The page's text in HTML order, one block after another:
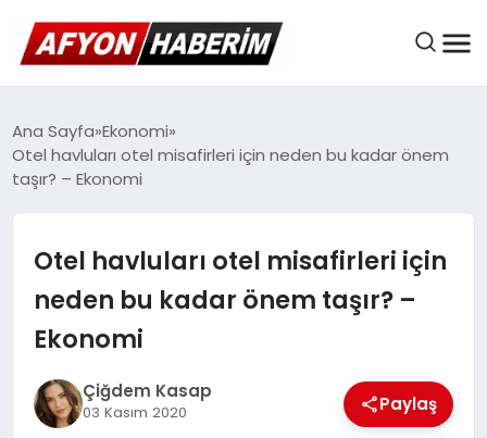
AFYON HABER
GÜNDEM
BELEDIYELER
Ana Sayfa Ekonomi
Otel havluları otel misafirleri için neden bu kadar önem
taşır? – Ekonomi
Otel havluları otel misafirleri için
neden bu kadar önem taşır? –
Ekonomi
Çiğdem Kasap
03 Kasım 2020 Paylaş